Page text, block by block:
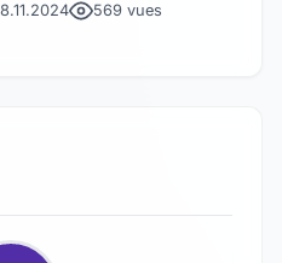
569 vues